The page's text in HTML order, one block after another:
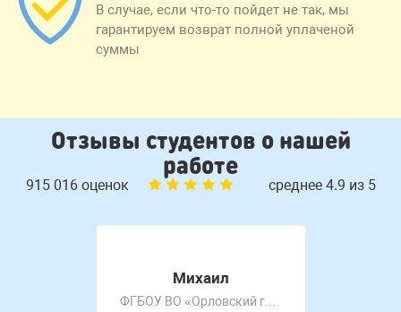
В случае, если что-то пойдет не так, мы
гарантируем возврат полной уплаченой
суммы
Отзывы студентов о нашей
работе
915 016 оценок среднее 4.9 из 5
Михаил
ФГБОУ ВО «Орловский государственный университет имени И.С. Тургенева»